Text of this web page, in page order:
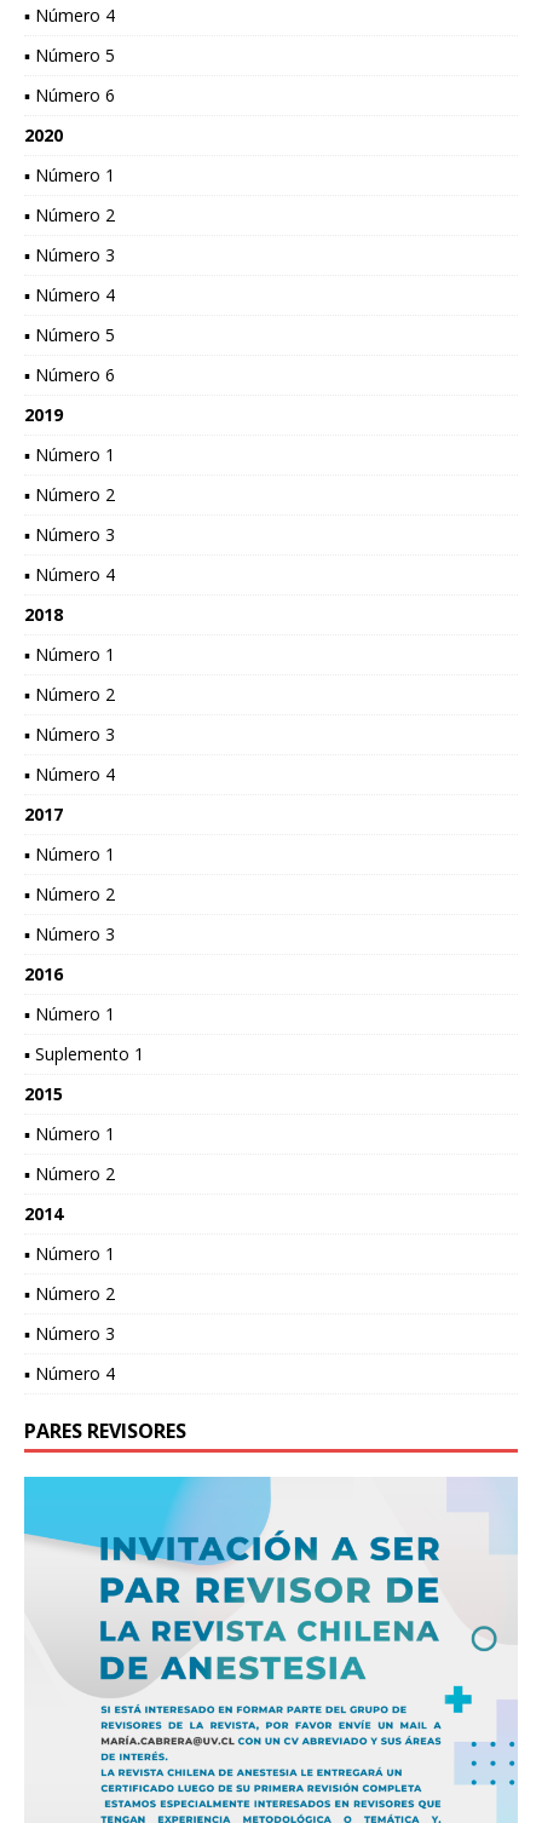
▪ Número 4
▪ Número 5
▪ Número 6
2020
▪ Número 1
▪ Número 2
▪ Número 3
▪ Número 4
▪ Número 5
▪ Número 6
2019
▪ Número 1
▪ Número 2
▪ Número 3
▪ Número 4
2018
▪ Número 1
▪ Número 2
▪ Número 3
▪ Número 4
2017
▪ Número 1
▪ Número 2
▪ Número 3
2016
▪ Número 1
▪ Suplemento 1
2015
▪ Número 1
▪ Número 2
2014
▪ Número 1
▪ Número 2
▪ Número 3
▪ Número 4
PARES REVISORES